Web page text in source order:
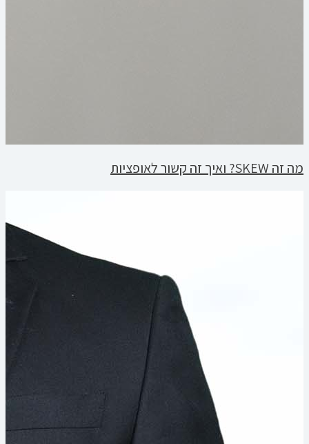
מה זה SKEW? ואיך זה קשור לאופציות